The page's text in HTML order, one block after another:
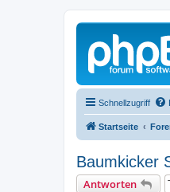
Schnellzugriff
Startseite
Baumkicker
Antworten